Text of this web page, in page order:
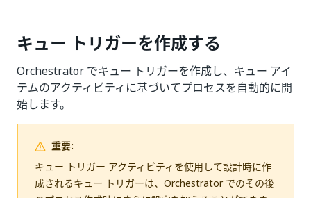
キュー トリガーを作成する
Orchestrator でキュー トリガーを作成し、キュー アイ
テムのアクティビティに基づいてプロセスを自動的に開
始します。
重要:
キュー トリガー アクティビティを使用して設計時に作
成されるキュー トリガーは、Orchestrator でのその後